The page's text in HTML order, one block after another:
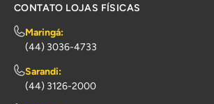
CONTATO LOJAS FÍSICAS
Maringá:
(44) 3036-4733
Sarandi:
(44) 3126-2000